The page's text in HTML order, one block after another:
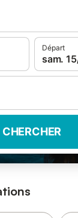
Départ
sam.
CHERCHER